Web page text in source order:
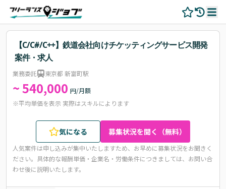
【C/C#/C++】鉄道会社向けチケッティングサービス開発
案件・求人
業務委託 東京都 新富町駅
~ 540,000 円/月額
※平均単価を表示 実際はスキルによります
気になる 募集状況を聞く（無料）
人気案件は申し込みが集中いたしますため、お早めに募集状況をお聞きく
ださい。 具体的な報酬単価・企業名・労働条件につきましては、お問い合
わせ後に説明いたします。